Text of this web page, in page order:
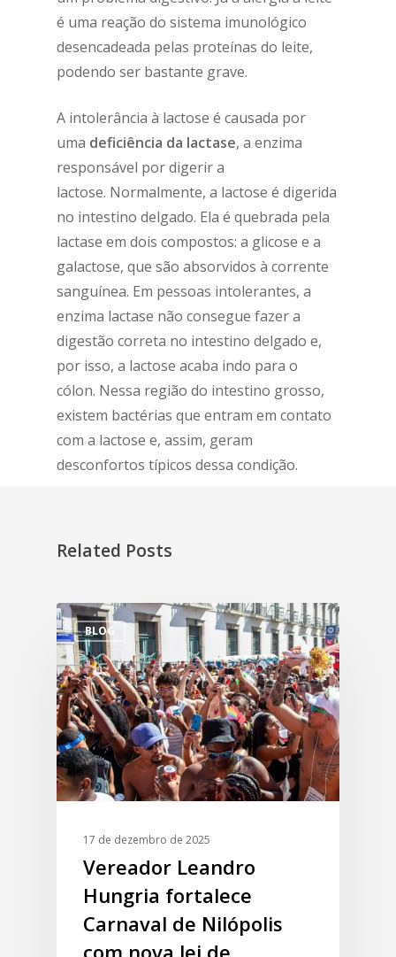
é uma reação do sistema imunológico
desencadeada pelas proteínas do leite,
podendo ser bastante grave.
A intolerância à lactose é causada por
uma deficiência da lactase, a enzima
responsável por digerir a
lactose. Normalmente, a lactose é digerida
no intestino delgado. Ela é quebrada pela
lactase em dois compostos: a glicose e a
galactose, que são absorvidos à corrente
sanguínea. Em pessoas intolerantes, a
enzima lactase não consegue fazer a
digestão correta no intestino delgado e,
por isso, a lactose acaba indo para o
cólon. Nessa região do intestino grosso,
existem bactérias que entram em contato
com a lactose e, assim, geram
desconfortos típicos dessa condição.
Related Posts
BLOG
17 de dezembro de 2025
Vereador Leandro
Hungria fortalece
Carnaval de Nilópolis